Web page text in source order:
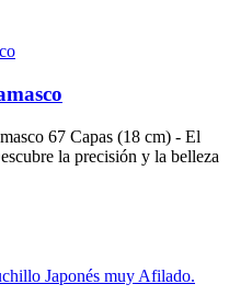
67 Capas (18 cm) - El
la precisión y la belleza